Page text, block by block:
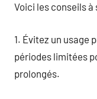
Voici les conseils à
1. Évitez un usage
périodes limitées
prolongés.